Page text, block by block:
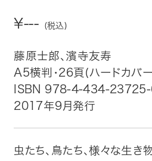
ビジネス・経営・情報
社会・思想・哲学
¥--- (税込)
藤原士郎、濱寺友寿
A5横判・26頁(ハードカバ
ISBN 978-4-434-
2017年9月発行
虫たち、鳥たち、様々な生き